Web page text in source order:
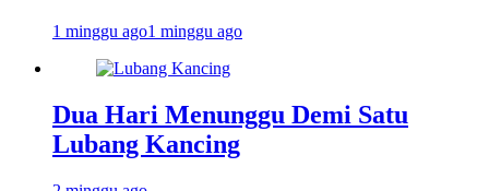
1 minggu ago1 minggu ago
Dua Hari Menunggu Demi Satu
Lubang Kancing